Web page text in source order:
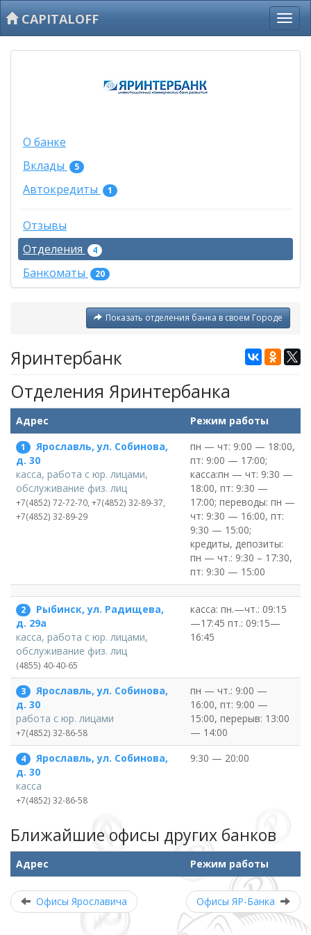
CAPITALOFF
О банке
Вклады
5
Автокредиты 1
Отзывы
Отделения
4
Банкоматы 20
Показать отделения банка в своем Городе
Яринтербанк
Отделения Яринтербанка
Адрес Режим работы
1
Ярославль, ул. Собинова,
д. 30
касса, работа с юр. лицами,
обслуживание физ. лиц
+7(4852) 72-72-70, +7(4852) 32-89-37,
+7(4852) 32-89-29
пн — чт: 9:00 — 18:00,
пт: 9:00 — 17:00;
касса:пн — чт: 9:30 —
18:00, пт: 9:30 —
17:00; переводы: пн —
чт: 9:30 — 16:00, пт:
9:30 — 15:00;
кредиты, депозиты:
пн — чт.: 9:30 – 17:30,
пт: 9:30 — 15:00
2
Рыбинск, ул. Радищева,
д. 29а
касса, работа с юр. лицами,
обслуживание физ. лиц
(4855) 40-40-65
касса: пн.—чт.: 09:15
—17:45 пт.: 09:15—
16:45
3
Ярославль, ул. Собинова,
д. 30
работа с юр. лицами
+7(4852) 32-86-58
пн — чт.: 9:00 —
16:00, пт: 9:00 —
15:00, перерыв: 13:00
— 14:00
4
Ярославль, ул. Собинова,
д. 30
касса
+7(4852) 32-86-58
9:30 — 20:00
Ближайшие офисы других банков
Адрес Режим работы
Офисы Ярославича Офисы ЯР-Банка